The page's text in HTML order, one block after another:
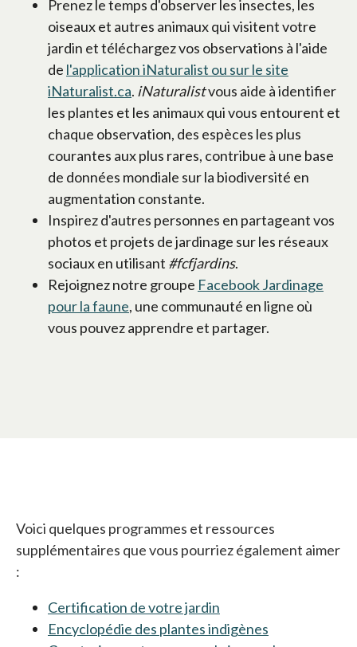
Prenez le temps d'observer les insectes, les
oiseaux et autres animaux qui visitent votre
jardin et téléchargez vos observations à l'aide
de l'application iNaturalist ou sur le site
iNaturalist.cas’ouvre dans un nouvel onglet
. iNaturalistvous aide à identifier
les plantes et les animaux qui vous entourent et
chaque observation, des espèces les plus
courantes aux plus rares, contribue à une base
de données mondiale sur la biodiversité en
augmentation constante.
Inspirez d'autres personnes en partageant vos
photos et projets de jardinage sur les réseaux
sociaux en utilisant #fcfjardins.
Rejoignez notre groupe Facebook Jardinage
pour la faunes’ouvre dans un nouvel onglet
, une communauté en ligne où
vous pouvez apprendre et partager.
Voici quelques programmes et ressources
supplémentaires que vous pourriez également aimer
:
Certification de votre jardin
Encyclopédie des plantes indigènes